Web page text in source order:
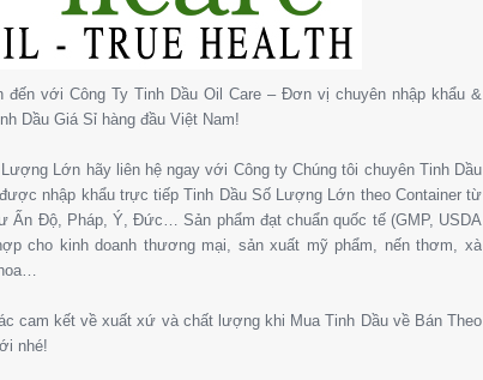
đến với Công Ty Tinh Dầu Oil Care – Đơn vị chuyên nhập khẩu &
Dầu Giá Sỉ hàng đầu Việt Nam!
Lớn hãy liên hệ ngay với Công ty Chúng tôi chuyên Tinh Dầu
nhập khẩu trực tiếp Tinh Dầu Số Lượng Lớn theo Container từ
Ấn Độ, Pháp, Ý, Đức… Sản phẩm đạt chuẩn quốc tế (GMP, USDA
cho kinh doanh thương mại, sản xuất mỹ phẩm, nến thơm, xà
cam kết về xuất xứ và chất lượng khi Mua Tinh Dầu về Bán Theo
nhé!